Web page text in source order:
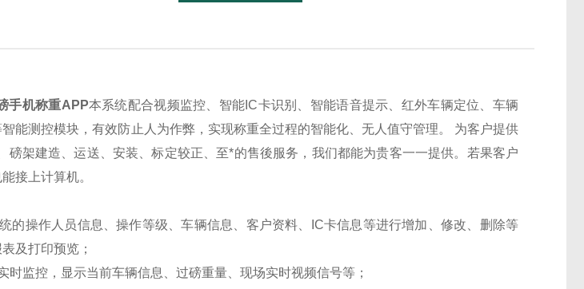
手机称重APP本系统配合视频监控、智能IC卡识别、智能语音提示、红外车辆定位、车辆
能测控模块，有效防止人为作弊，实现称重全过程的智能化、无人值守管理。 为客户提供
磅架建造、运送、安装、标定较正、至*的售後服务，我们都能为贵客一一提供。若果客户
接上计算机。
的操作人员信息、操作等级、车辆信息、客户资料、IC卡信息等进行增加、修改、删除等
及打印预览；
时监控，显示当前车辆信息、过磅重量、现场实时视频信号等；